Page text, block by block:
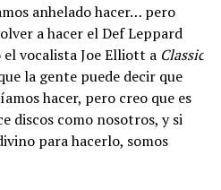
anhelado hacer… pero
a hacer el Def Leppard
el vocalista Joe Elliott a Classic
la gente puede decir que
hacer, pero creo que es
discos como nosotros, y si
para hacerlo, somos